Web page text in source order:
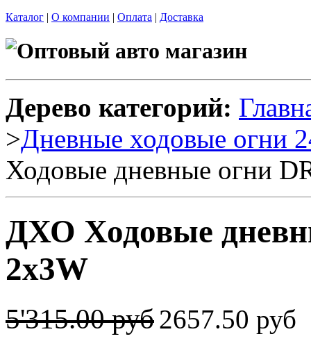
Каталог | О компании | Оплата | Доставка
Дерево категорий:
>Дневные ходовые огни
Ходовые дневные огни
ДХО Ходовые
2x3W
5'315.00 руб2657.50 руб